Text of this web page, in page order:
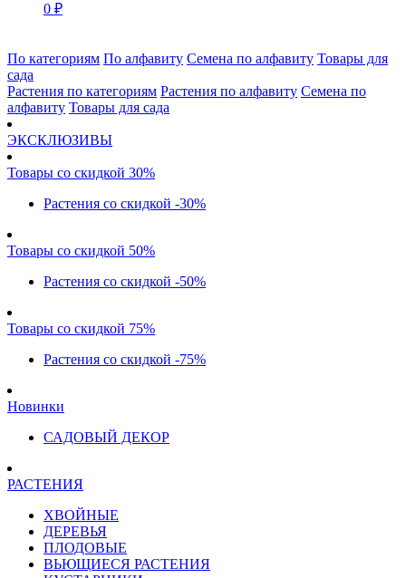
0 ₽
По категориям По алфавиту Семена по алфавиту Товары для
сада
Растения по категориям Растения по алфавиту Семена по
алфавиту Товары для сада
ЭКСКЛЮЗИВЫ
Товары со скидкой 30%
Растения со скидкой -30%
Товары со скидкой 50%
Растения со скидкой -50%
Товары со скидкой 75%
Растения со скидкой -75%
Новинки
САДОВЫЙ ДЕКОР
РАСТЕНИЯ
ХВОЙНЫЕ
ДЕРЕВЬЯ
ПЛОДОВЫЕ
ВЬЮЩИЕСЯ РАСТЕНИЯ